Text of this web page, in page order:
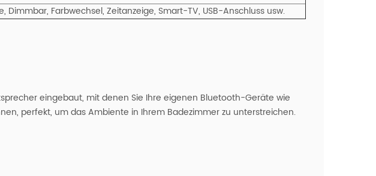
Dimmbar, Farbwechsel, Zeitanzeige, Smart-TV, USB-Anschluss usw.
eingebaut, mit denen Sie Ihre eigenen Bluetooth-Geräte wie
perfekt, um das Ambiente in Ihrem Badezimmer zu unterstreichen.